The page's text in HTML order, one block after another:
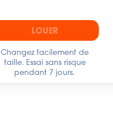
LOUER
Changez facilement de
taille. Essai sans risque
pendant 7 jours.